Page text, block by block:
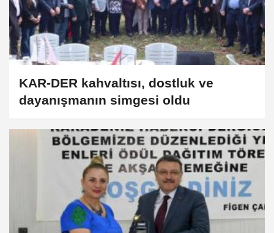
KAR-DER kahvaltısı, dostluk ve
dayanışmanın simgesi oldu